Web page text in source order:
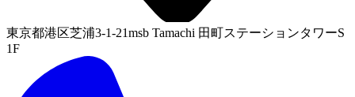
東京都港区芝浦3-1-21msb Tamachi 田町ステーションタワーS
1F